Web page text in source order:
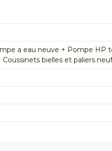
a eau neuve + Pompe HP
bielles et paliers